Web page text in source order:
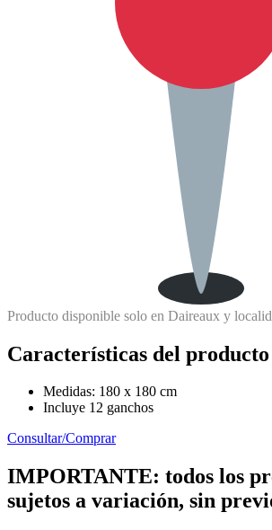
Producto disponible solo en Daireaux y
Características del producto
Medidas: 180 x 180 cm
Incluye 12 ganchos
Consultar/Comprar
IMPORTANTE: todos los
sujetos a variación, sin